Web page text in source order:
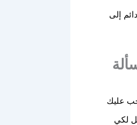
إلى
عليك
لكي